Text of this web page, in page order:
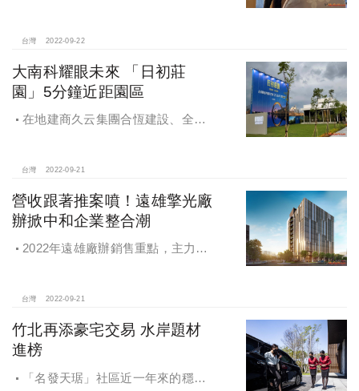
台灣 2022-09-22
大南科耀眼未來 「日初莊
園」5分鐘近距園區
在地建商久云集團合恆建設、全易
的港口段，4分鐘上國道一號、9分鐘
抵南二高，且鄰近國道八號，加上北
外環道路、永康交流道聯絡道工程，
可迅速串聯台南都會地區
台灣 2022-09-21
營收跟著推案噴！遠雄擎光廠
辦掀中和企業整合潮
2022年遠雄廠辦銷售重點，主力在
場上可當企業總部、包層包棟的稀缺
台灣 2022-09-21
竹北再添豪宅交易 水岸題材
進榜
「名發天琚」社區近一年來的穩健